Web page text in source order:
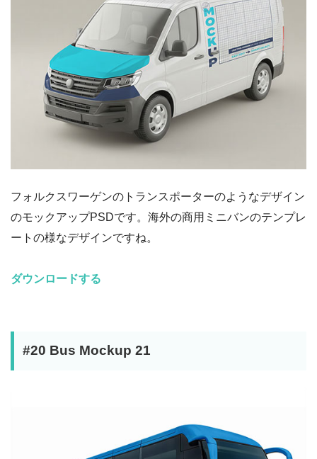
フォルクスワーゲンのトランスポーターのようなデザイン
のモックアップPSDです。海外の商用ミニバンのテンプレ
ートの様なデザインですね。
ダウンロードする
#20 Bus Mockup 21